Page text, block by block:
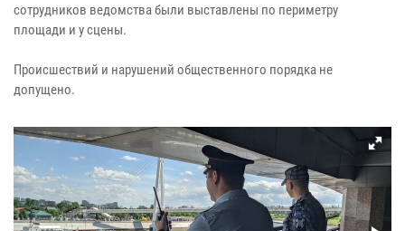
сотрудников ведомства были выставлены по периметру
площади и у сцены.
Происшествий и нарушений общественного порядка не
допущено.